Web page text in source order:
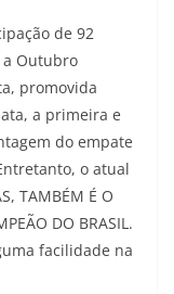
de 92
a Outubro
promovida
a primeira e
do empate
o atual
TAMBÉM É O
DO BRASIL.
facilidade na